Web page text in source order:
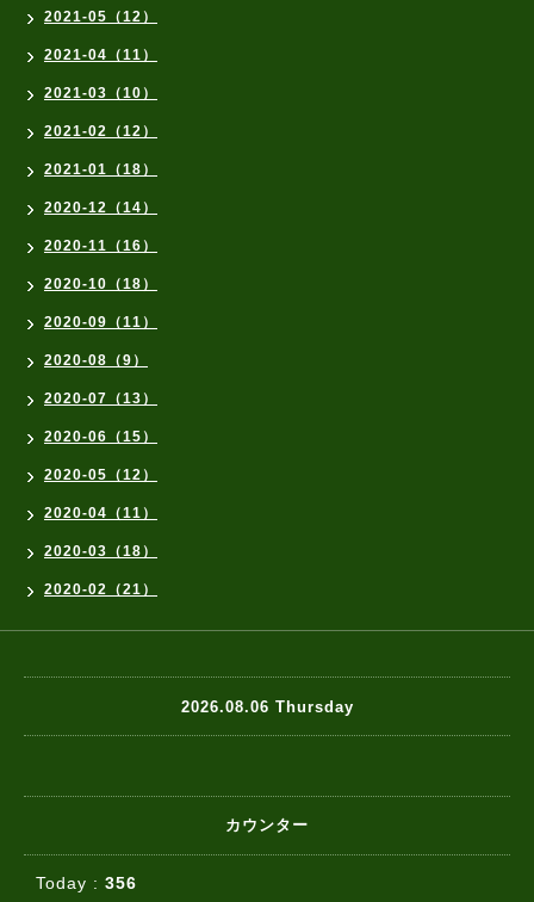
2021-05（12）
2021-04（11）
2021-03（10）
2021-02（12）
2021-01（18）
2020-12（14）
2020-11（16）
2020-10（18）
2020-09（11）
2020-08（9）
2020-07（13）
2020-06（15）
2020-05（12）
2020-04（11）
2020-03（18）
2020-02（21）
2026.08.06 Thursday
カウンター
Today : 356